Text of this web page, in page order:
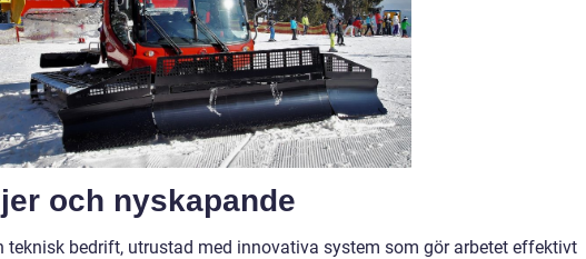
och nyskapande
teknisk bedrift, utrustad med innovativa system som gör arbetet effektivt